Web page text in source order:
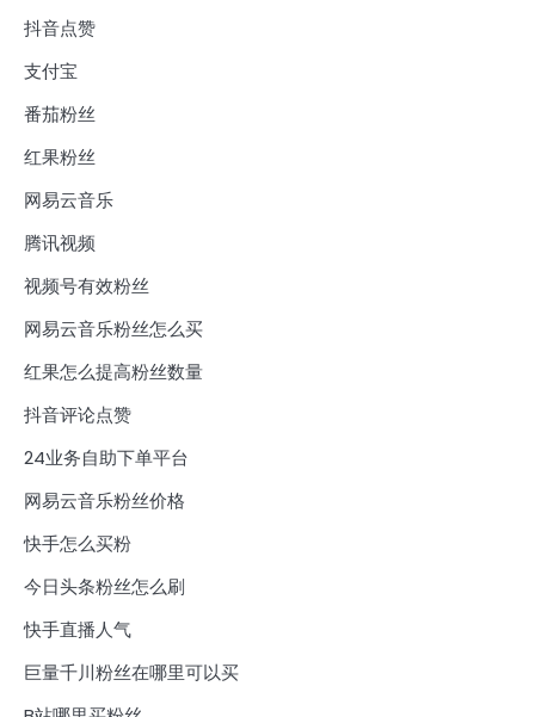
抖音点赞
支付宝
番茄粉丝
红果粉丝
网易云音乐
腾讯视频
视频号有效粉丝
网易云音乐粉丝怎么买
红果怎么提高粉丝数量
抖音评论点赞
24业务自助下单平台
网易云音乐粉丝价格
快手怎么买粉
今日头条粉丝怎么刷
快手直播人气
巨量千川粉丝在哪里可以买